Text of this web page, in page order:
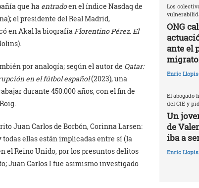
que ha entradoen el índice Nasdaq de
el presidente del Real Madrid,
en Akal la biografía Florentino Pérez. El
por analogía; según el autor de Qatar:
en el fútbol español(2023), una
durante 450.000 años, con el fin de
Juan Carlos de Borbón, Corinna Larsen:
ellas están implicadas entre sí (la
el Reino Unido, por los presuntos delitos
Juan Carlos I fue asimismo investigado
Los
ONG
ante el
Enric Llopis
El abogado
del CIE y
Un
de
iba a
Enric Llopis